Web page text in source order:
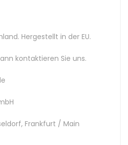
Hergestellt in der EU.
kontaktieren Sie uns.
Frankfurt / Main